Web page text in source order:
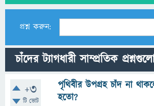
প্রশ্ন করুন:
চাঁদের ট্যাগধারী সাম্প্রতিক
+3
টি ভোট
পৃথিবীর উপগ্রহ চাঁদ না
হতো?